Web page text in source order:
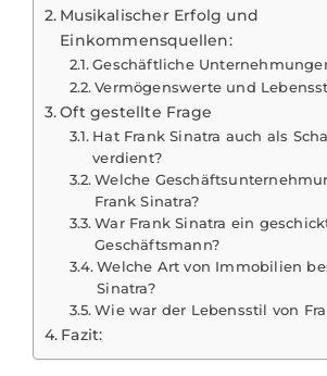
Musikalischer Erfolg und
Einkommensquellen:
Geschäftliche
Vermögenswerte und
Oft gestellte Frage
Hat Frank Sinatra auch als
verdient?
Welche
Frank Sinatra?
War Frank Sinatra ein
Geschäftsmann?
Welche Art von Immobilien
Sinatra?
Wie war der Lebensstil von
Fazit: